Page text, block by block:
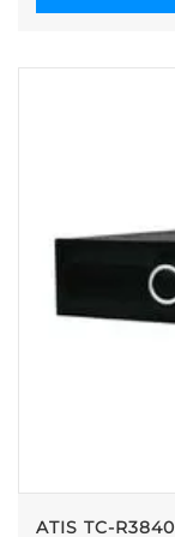
ATIS TC-R3840